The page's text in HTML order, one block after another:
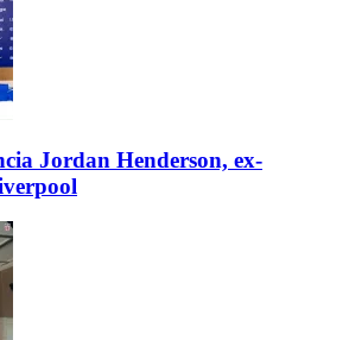
Jordan Henderson, ex-